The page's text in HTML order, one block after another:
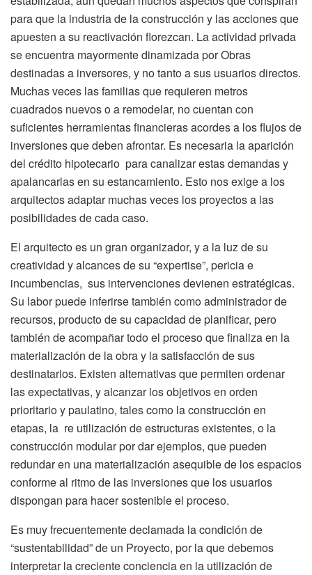
para que la industria de la construcción y las acciones que
apuesten a su reactivación florezcan. La actividad privada
se encuentra mayormente dinamizada por Obras
destinadas a inversores, y no tanto a sus usuarios directos.
Muchas veces las familias que requieren metros
cuadrados nuevos o a remodelar, no cuentan con
suficientes herramientas financieras acordes a los flujos de
inversiones que deben afrontar. Es necesaria la aparición
del crédito hipotecario para canalizar estas demandas y
apalancarlas en su estancamiento. Esto nos exige a los
arquitectos adaptar muchas veces los proyectos a las
posibilidades de cada caso.
El arquitecto es un gran organizador, y a la luz de su
creatividad y alcances de su “expertise”, pericia e
incumbencias, sus intervenciones devienen estratégicas.
Su labor puede inferirse también como administrador de
recursos, producto de su capacidad de planificar, pero
también de acompañar todo el proceso que finaliza en la
materialización de la obra y la satisfacción de sus
destinatarios. Existen alternativas que permiten ordenar
las expectativas, y alcanzar los objetivos en orden
prioritario y paulatino, tales como la construcción en
etapas, la re utilización de estructuras existentes, o la
construcción modular por dar ejemplos, que pueden
redundar en una materialización asequible de los espacios
conforme al ritmo de las inversiones que los usuarios
dispongan para hacer sostenible el proceso.
Es muy frecuentemente declamada la condición de
“sustentabilidad” de un Proyecto, por la que debemos
interpretar la creciente conciencia en la utilización de